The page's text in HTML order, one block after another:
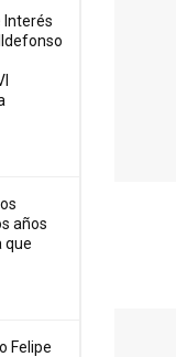
Interés
años
que
Felipe